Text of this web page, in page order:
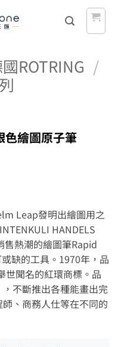
ROTRING /
繪圖原子筆
Leap發明出繪圖用之
HANDELS
售熱潮的繪圖筆Rapid
缺的工具。1970年，品
世聞名的紅環商標。品
不斷推出各種能畫出完
、商務人仕等在不同的